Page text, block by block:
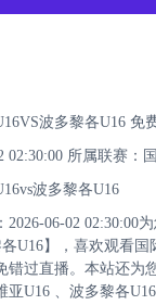
波多黎各U16 免
02:30:00 所属联赛：
波多黎各U16
2026-06-02 02:30:00
U16】，喜欢观看国
错过直播。本站还为
亚U16 、波多黎各